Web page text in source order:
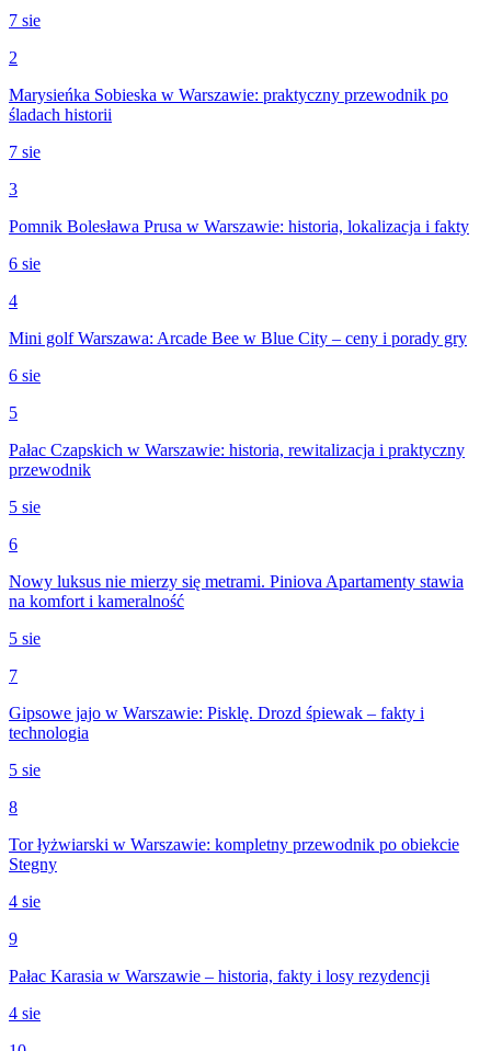
7 sie
2
Marysieńka Sobieska w Warszawie: praktyczny przewodnik po
śladach historii
7 sie
3
Pomnik Bolesława Prusa w Warszawie: historia, lokalizacja i fakty
6 sie
4
Mini golf Warszawa: Arcade Bee w Blue City – ceny i porady gry
6 sie
5
Pałac Czapskich w Warszawie: historia, rewitalizacja i praktyczny
przewodnik
5 sie
6
Nowy luksus nie mierzy się metrami. Piniova Apartamenty stawia
na komfort i kameralność
5 sie
7
Gipsowe jajo w Warszawie: Pisklę. Drozd śpiewak – fakty i
technologia
5 sie
8
Tor łyżwiarski w Warszawie: kompletny przewodnik po obiekcie
Stegny
4 sie
9
Pałac Karasia w Warszawie – historia, fakty i losy rezydencji
4 sie